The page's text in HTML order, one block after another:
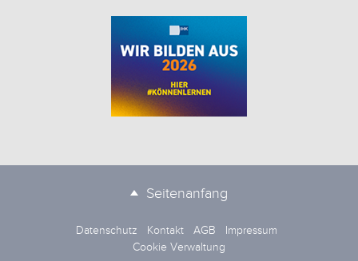
Seitenanfang
Datenschutz Kontakt AGB
Impressum
Cookie Verwaltung